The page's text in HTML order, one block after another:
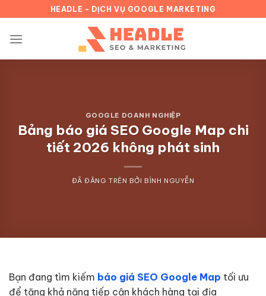
đến
nội
HEADLE - DỊCH VỤ GOOGLE MARKETING
GOOGLE DOANH NGHIỆP
Bảng báo giá SEO Google Map chi
tiết 2026 không phát sinh
ĐÃ ĐĂNG TRÊN BỞIBÌNH NGUYỄN
Bạn đang tìm kiếm báo giá SEO Google Map tối ưu
để tăng khả năng tiếp cận khách hàng tại địa